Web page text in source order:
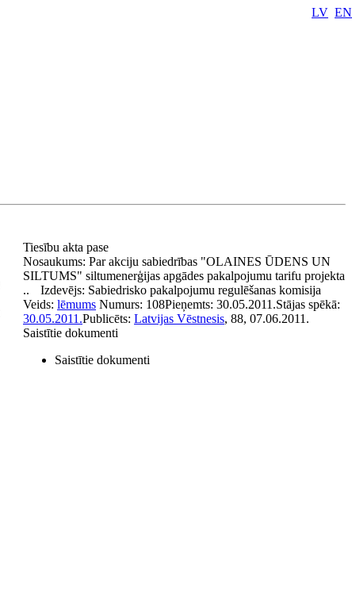
LV EN
Tiesību akta pase
Nosaukums: Par akciju sabiedrības "OLAINES ŪDENS UN
SILTUMS" siltumenerģijas apgādes pakalpojumu tarifu projekta
..
Izdevējs: Sabiedrisko pakalpojumu regulēšanas komisija
Veids: lēmums Numurs: 108Pieņemts: 30.05.2011.Stājas spēkā:
30.05.2011.Publicēts: Latvijas Vēstnesis, 88, 07.06.2011.
Saistītie dokumenti
Saistītie dokumenti